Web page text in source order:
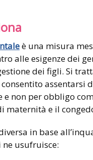
è una misura
alle esigenze dei
dei figli. Si
assentarsi
e non per obbligo
maternità e il
in base
usufruisce: